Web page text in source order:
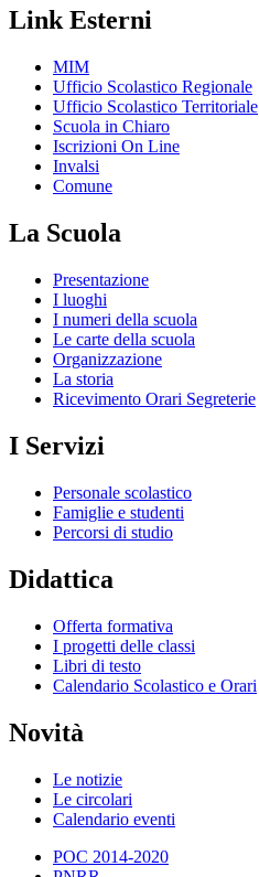
Link Esterni
MIM
Ufficio Scolastico Regionale
Ufficio Scolastico Territoriale
Scuola in Chiaro
Iscrizioni On Line
Invalsi
Comune
La Scuola
Presentazione
I luoghi
I numeri della scuola
Le carte della scuola
Organizzazione
La storia
Ricevimento Orari Segreterie
I Servizi
Personale scolastico
Famiglie e studenti
Percorsi di studio
Didattica
Offerta formativa
I progetti delle classi
Libri di testo
Calendario Scolastico e Orari
Novità
Le notizie
Le circolari
Calendario eventi
POC 2014-2020